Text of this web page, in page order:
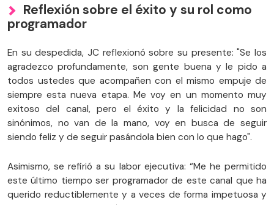
Reflexión sobre el éxito y su rol como
programador
En su despedida, JC reflexionó sobre su presente: "Se los
agradezco profundamente, son gente buena y le pido a
todos ustedes que acompañen con el mismo empuje de
siempre esta nueva etapa. Me voy en un momento muy
exitoso del canal, pero el éxito y la felicidad no son
sinónimos, no van de la mano, voy en busca de seguir
siendo feliz y de seguir pasándola bien con lo que hago".
Asimismo, se refirió a su labor ejecutiva: “Me he permitido
este último tiempo ser programador de este canal que ha
querido reductiblemente y a veces de forma impetuosa y